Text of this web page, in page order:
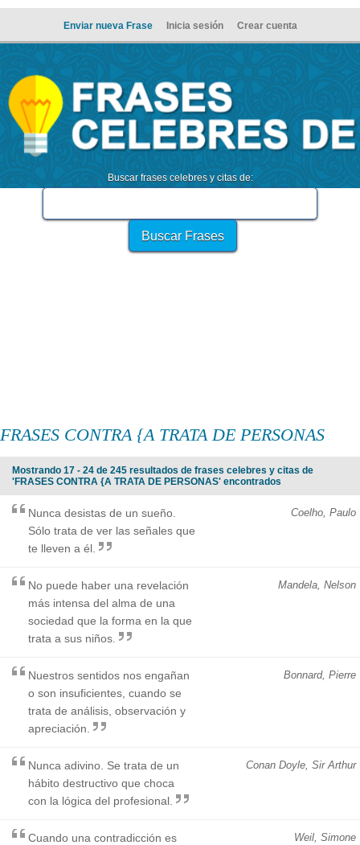
Enviar nueva Frase Inicia sesión Crear cuenta
Buscar frases celebres y citas de:
FRASES CONTRA {A TRATA DE PERSONAS
Mostrando 17 - 24 de 245 resultados de frases celebres y citas de
'FRASES CONTRA {A TRATA DE PERSONAS' encontrados
Coelho, Paulo
Nunca desistas de un sueño.
Sólo trata de ver las señales que
te lleven a él.
Mandela, Nelson
No puede haber una revelación
más intensa del alma de una
sociedad que la forma en la que
trata a sus niños.
Bonnard, Pierre
Nuestros sentidos nos engañan
o son insuficientes, cuando se
trata de análisis, observación y
apreciación.
Conan Doyle, Sir Arthur
Nunca adivino. Se trata de un
hábito destructivo que choca
con la lógica del profesional.
Weil, Simone
Cuando una contradicción es